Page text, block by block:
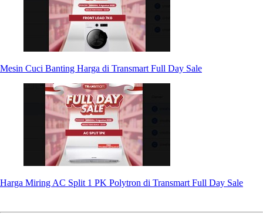
Mesin Cuci Banting Harga di Transmart Full Day Sale
Harga Miring AC Split 1 PK Polytron di Transmart Full Day Sale